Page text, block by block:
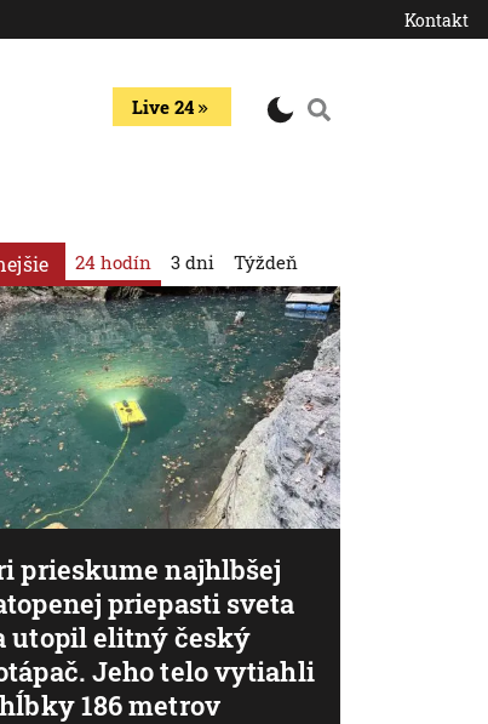
Kontakt
Live 24
24 hodín
prieskume najhlbšej
priepasti sveta
utopil elitný český
Jeho telo vytiahli
186 metrov
3 dni Týždeň